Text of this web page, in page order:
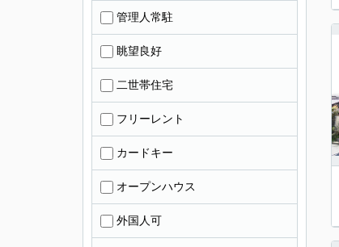
管理人常駐
眺望良好
二世帯住宅
フリーレント
カードキー
オープンハウス
外国人可